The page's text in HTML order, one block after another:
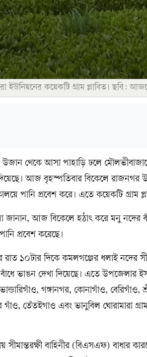
ইউনিয়নের কয়েকটি গ্রাম প্লাবিত। ছবি:
উজান থেকে আসা পাহাড়ি ঢলে
আজ বৃহস্পতিবার বিকেলে রাজনগর
পানি প্রবেশ করে। এতে কয়েকটি গ্রাম
জানান, আজ বিকেলে হঠাৎ করে মনু
প্রবেশ করেছে।
১০টার দিকে কমলগঞ্জের ধলাই নদের
বাঁধে ভাঙন দেখা দিয়েছে। এতে
গঙ্গানগর, কোনাগাঁও, বেরিগাঁও,
তেঁতইগাও এবং ভানুবিল ঘোরামারা
বাহিনীর (বিএসএফ) বাধার